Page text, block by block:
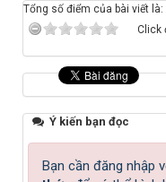
Tổng số điểm của bài viết
Click
Ý kiến bạn đọc
Bạn cần đăng nhập